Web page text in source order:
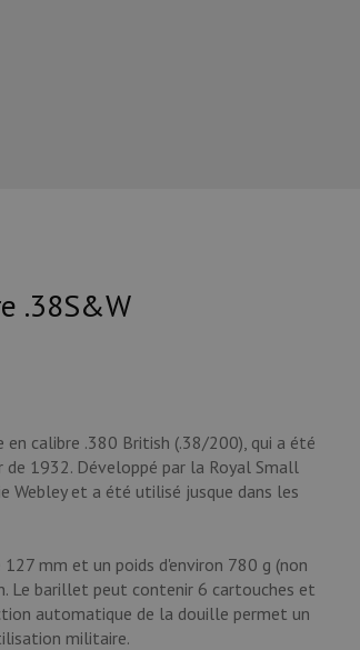
.38S&W
calibre .380 British (.38/200), qui a été
1932. Développé par la Royal Small
Webley et a été utilisé jusque dans les
mm et un poids d'environ 780 g (non
Le barillet peut contenir 6 cartouches et
automatique de la douille permet un
militaire.